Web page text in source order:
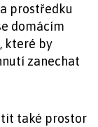
prostředku
domácím
které by
zanechat
také prostor